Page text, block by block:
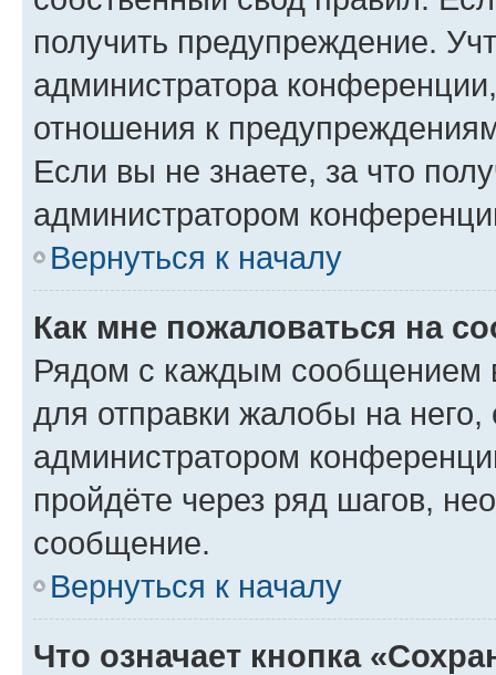
получить предупреждение.
администратора
отношения к
Если вы не знаете, за что
администратором
Вернуться к началу
Как мне пожаловаться на
Рядом с каждым сообщением
для отправки жалобы на
администратором
пройдёте через ряд шагов,
сообщение.
Вернуться к началу
Что означает кнопка